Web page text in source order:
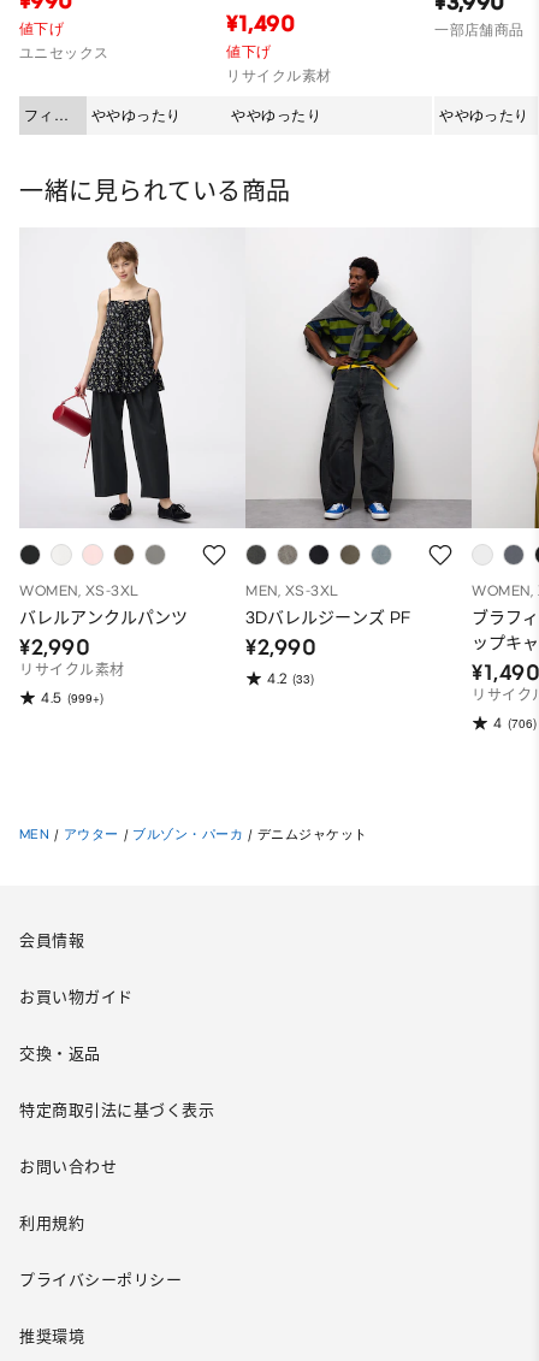
値下げ
ユニセックス
フィッ
ト
ややゆったり
¥1,490
値下げ
リサイクル素材
ややゆったり
一部店舗商品
ややゆったり
一緒に見られている商品
WOMEN, XS-3XL
バレルアンクルパンツ
¥2,990
リサイクル素材
4.5 (999+)
MEN, XS-3XL
3Dバレルジーンズ PF
¥2,990
4.2 (33)
WOMEN,
ブラフ
ップキ
リサイク
4 (706)
MEN / アウター / ブルゾン・パーカ / デニムジャケット
会員情報
お買い物ガイド
交換・返品
特定商取引法に基づく表示
お問い合わせ
利用規約
プライバシーポリシー
推奨環境